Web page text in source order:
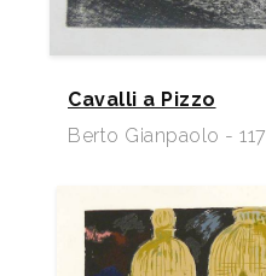
Cavalli a Pizzo
Berto Gianpaolo - 117